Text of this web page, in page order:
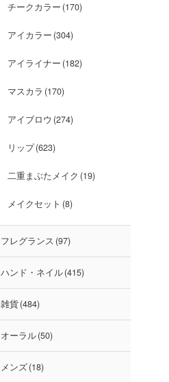
チークカラー 170
アイカラー 304
アイライナー 182
マスカラ 170
アイブロウ 274
リップ 623
二重まぶたメイク 19
メイクセット 8
フレグランス 97
ハンド・ネイル 415
雑貨 484
オーラル 50
メンズ 18